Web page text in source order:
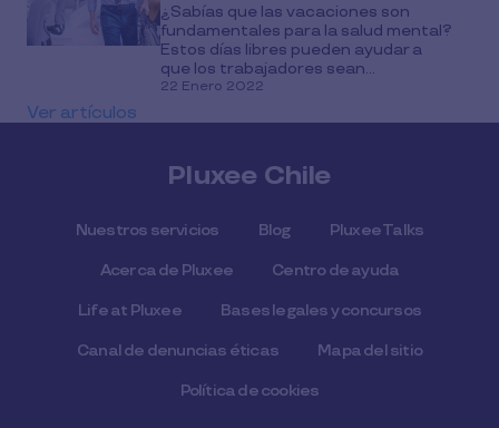
¿Sabías que las vacaciones son
fundamentales para la salud mental?
Estos días libres pueden ayudar a
que los trabajadores sean...
22 Enero 2022
Ver artículos
Pluxee Chile
Nuestros servicios Blog Pluxee Talks
Acerca de Pluxee Centro de ayuda
Life at Pluxee Bases legales y concursos
Canal de denuncias éticas Mapa del sitio
Política de cookies